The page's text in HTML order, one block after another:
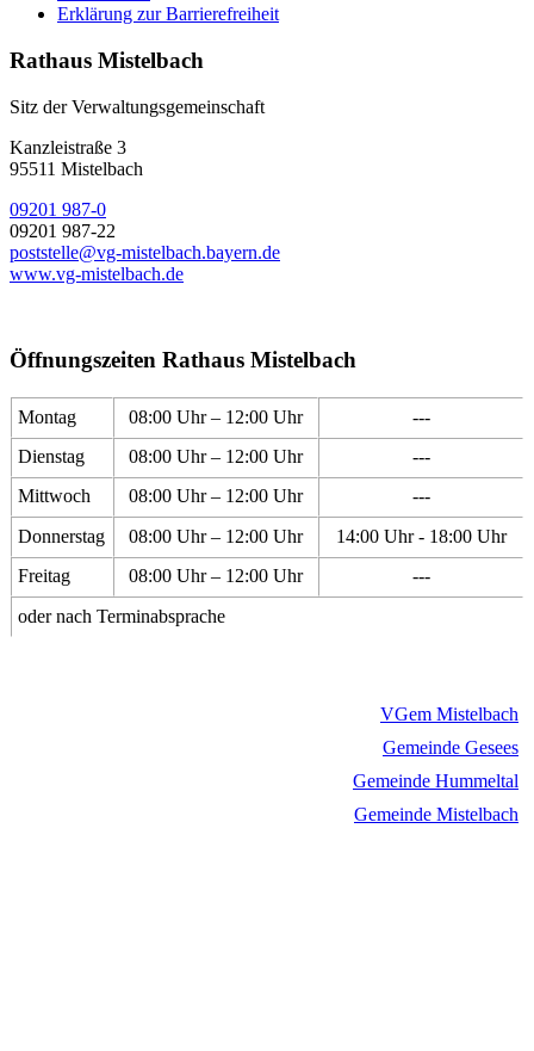
Erklärung zur Barrierefreiheit
Rathaus Mistelbach
Sitz der Verwaltungsgemeinschaft
Kanzleistraße 3
95511 Mistelbach
09201 987-0
09201 987-22
poststelle@vg-mistelbach.bayern.de
www.vg-mistelbach.de
Öffnungszeiten Rathaus Mistelbach
Montag 08:00 Uhr – 12:00 Uhr
---
Dienstag
08:00 Uhr – 12:00 Uhr
---
Mittwoch
08:00 Uhr – 12:00 Uhr
---
Donnerstag
08:00 Uhr – 12:00 Uhr
14:00 Uhr - 18:00 Uhr
Freitag
08:00 Uhr – 12:00 Uhr
---
oder nach Terminabsprache
VGem Mistelbach
Gemeinde Gesees
Gemeinde Hummeltal
Gemeinde Mistelbach